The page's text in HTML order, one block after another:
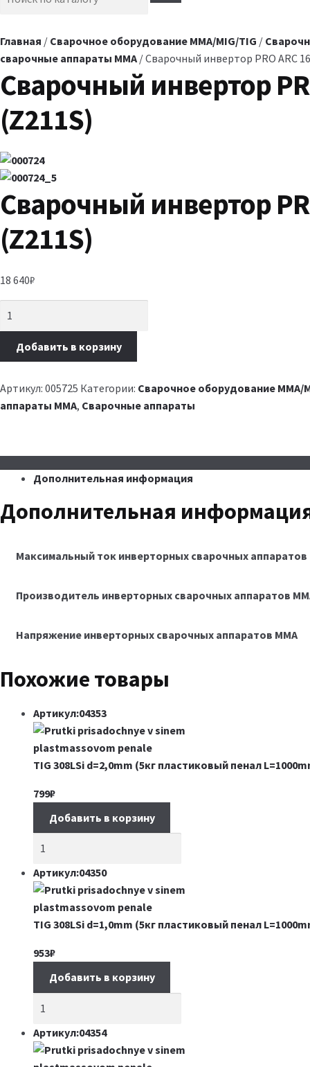
Главная / Сварочное оборудование MMA/MIG/TIG /
сварочные аппараты MMA / Сварочный инвертор PRO ARC
Сварочный инвертор
(Z211S)
Сварочный инвертор
(Z211S)
18 640₽
Добавить в корзину
Артикул: 005725 Категории: Сварочное оборудование MMA/
аппараты MMA, Сварочные аппараты
Дополнительная информация
Дополнительная
Максимальный ток инверторных сварочных аппаратов
Производитель инверторных сварочных аппаратов
Напряжение инверторных сварочных аппаратов MMA
Похожие товары
Артикул:04353
TIG 308LSi d=2,0mm (5кг пластиковый пенал
799₽
Добавить в корзину
Артикул:04350
TIG 308LSi d=1,0mm (5кг пластиковый пенал
953₽
Добавить в корзину
Артикул:04354